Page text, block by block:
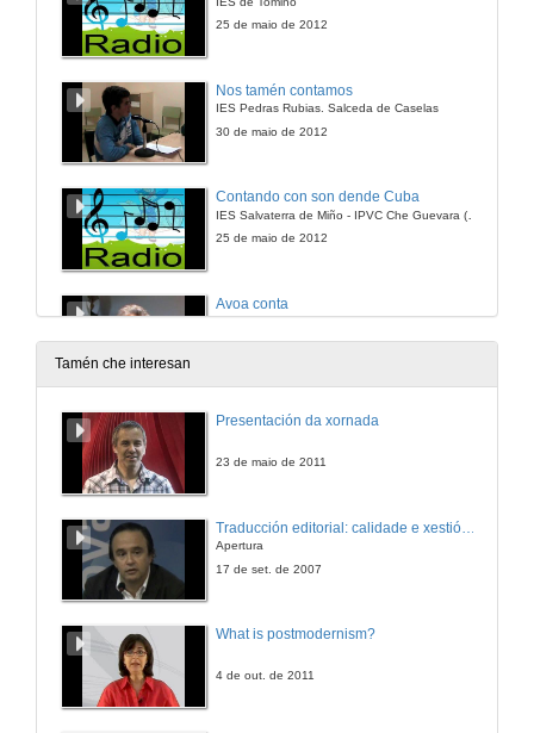
25 de maio de 2012
Nos tamén contamos
IES Pedras Rubias. Salceda de Caselas
30 de maio de 2012
Contando con son dende Cuba
25 de maio de 2012
Avoa conta
CEP Altamira Salceda
30 de maio de 2012
Moita trampa hai no mundo
CEIP San Benito de Lérez. Pontevedra
Conto popular
IES Terra de Turonio. Gondomar
Tamén che interesan
Presentación da xornada
23 de maio de 2011
Apertura
17 de set. de 2007
What is postmodernism?
4 de out. de 2011